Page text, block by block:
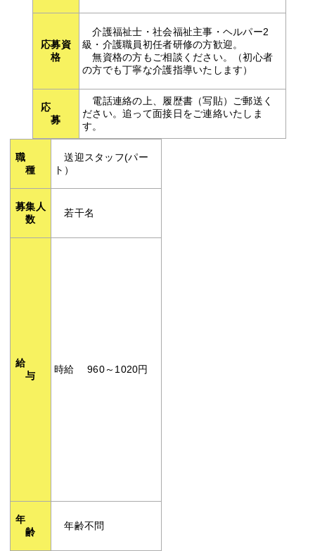
応募資
格
介護福祉士・社会福祉主事・ヘルパー2
級・介護職員初任者研修の方歓迎。
無資格の方もご相談ください。（初心者
の方でも丁寧な介護指導いたします）
応
募
電話連絡の上、履歴書（写貼）ご郵送く
ださい。追って面接日をご連絡いたしま
す。
職
種
送迎スタッフ(パー
ト）
募集人
数
若干名
給
与
時給 960～1020円
年
齢
年齢不問